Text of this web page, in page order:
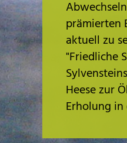
prämierten
aktuell zu
"Friedliche
Heese zur
Erholung